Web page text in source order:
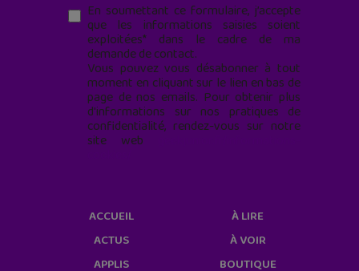
En soumettant ce formulaire, j’accepte
que les informations saisies soient
exploitées* dans le cadre de ma
demande de contact.
Vous pouvez vous désabonner à tout
moment en cliquant sur le lien en bas de
page de nos emails. Pour obtenir plus
d'informations sur nos pratiques de
confidentialité, rendez-vous sur notre
site web
ACCUEIL
ACTUS
APPLIS
À LIRE
À VOIR
BOUTIQUE